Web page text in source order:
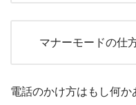
マナーモードの仕
電話のかけ方はもし何